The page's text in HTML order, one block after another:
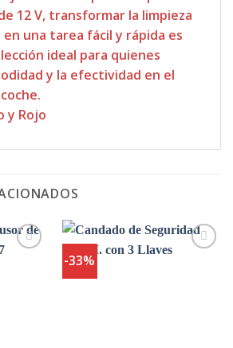
12 V, transformar la limpieza
una tarea fácil y rápida es
ideal para quienes
y la efectividad en el
y Rojo
-33%